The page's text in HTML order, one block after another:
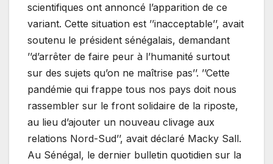
scientifiques ont annoncé l’apparition de ce
variant. Cette situation est ’’inacceptable’’, avait
soutenu le président sénégalais, demandant
’’d’arrêter de faire peur à l’humanité surtout
sur des sujets qu’on ne maîtrise pas’’. ’’Cette
pandémie qui frappe tous nos pays doit nous
rassembler sur le front solidaire de la riposte,
au lieu d’ajouter un nouveau clivage aux
relations Nord-Sud’’, avait déclaré Macky Sall.
Au Sénégal, le dernier bulletin quotidien sur la